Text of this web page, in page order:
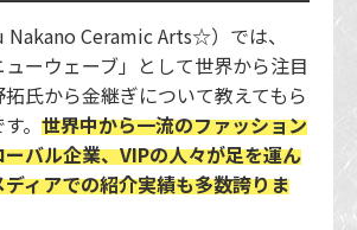
Ceramic Arts☆）では、
ューウェーブ」として世界から注目
氏から金継ぎについて教えてもら
。 世界中から一流のファッション
バル企業、VIPの人々が足を運ん
ィアでの紹介実績も多数誇りま